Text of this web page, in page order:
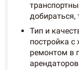
добираться,
Тип и
постройка с
ремонтом в